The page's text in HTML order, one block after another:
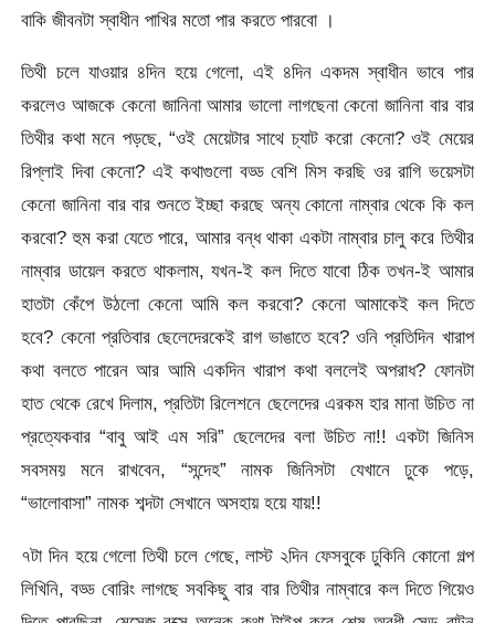
বাকি জীবনটা স্বাধীন পাখির মতো পার করতে পারবো ।
তিথী চলে যাওয়ার ৪দিন হয়ে গেলো, এই ৪দিন একদম স্বাধীন ভাবে পার
করলেও আজকে কেনো জানিনা আমার ভালো লাগছেনা কেনো জানিনা বার বার
তিথীর কথা মনে পড়ছে, “ওই মেয়েটার সাথে চ্যাট করো কেনো? ওই মেয়ের
রিপ্লাই দিবা কেনো? এই কথাগুলো বড্ড বেশি মিস করছি ওর রাগি ভয়েসটা
কেনো জানিনা বার বার শুনতে ইচ্ছা করছে অন্য কোনো নাম্বার থেকে কি কল
করবো? হুম করা যেতে পারে, আমার বন্ধ থাকা একটা নাম্বার চালু করে তিথীর
নাম্বার ডায়েল করতে থাকলাম, যখন-ই কল দিতে যাবো ঠিক তখন-ই আমার
হাতটা কেঁপে উঠলো কেনো আমি কল করবো? কেনো আমাকেই কল দিতে
হবে? কেনো প্রতিবার ছেলেদেরকেই রাগ ভাঙাতে হবে? ওনি প্রতিদিন খারাপ
কথা বলতে পারেন আর আমি একদিন খারাপ কথা বললেই অপরাধ? ফোনটা
হাত থেকে রেখে দিলাম, প্রতিটা রিলেশনে ছেলেদের এরকম হার মানা উচিত না
প্রত্যেকবার “বাবু আই এম সরি” ছেলেদের বলা উচিত না!! একটা জিনিস
সবসময় মনে রাখবেন, “সন্দেহ” নামক জিনিসটা যেখানে ঢুকে পড়ে,
“ভালোবাসা” নামক শব্দটা সেখানে অসহায় হয়ে যায়!!
৭টা দিন হয়ে গেলো তিথী চলে গেছে, লাস্ট ২দিন ফেসবুকে ঢুকিনি কোনো গল্প
লিখিনি, বড্ড বোরিং লাগছে সবকিছু বার বার তিথীর নাম্বারে কল দিতে গিয়েও